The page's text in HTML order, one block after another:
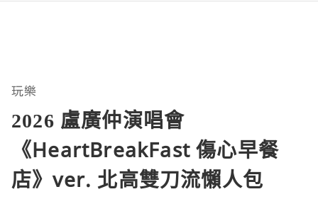
玩樂
2026 盧廣仲演唱會
《HeartBreakFast 傷心早餐
店》ver. 北高雙刀流懶人包